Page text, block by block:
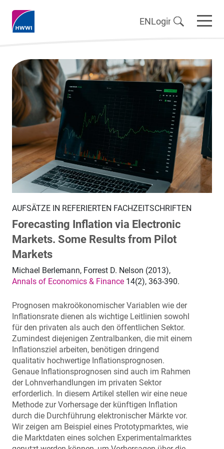
ENLogin
AUFSÄTZE IN REFERIERTEN FACHZEITSCHRIFTEN
Forecasting Inflation via Electronic
Markets. Some Results from Pilot
Markets
Michael Berlemann, Forrest D. Nelson (2013),
Annals of Economics & Finance 14(2), 363-390.
Prognosen makroökonomischer Variablen wie der
Inflationsrate dienen als wichtige Leitlinien sowohl
für den privaten als auch den öffentlichen Sektor.
Zumindest diejenigen Zentralbanken, die mit einem
Inflationsziel arbeiten, benötigen dringend
qualitativ hochwertige Inflationsprognosen.
Genaue Inflationsprognosen sind auch im Rahmen
der Lohnverhandlungen im privaten Sektor
erforderlich. In diesem Artikel stellen wir eine neue
Methode zur Vorhersage der künftigen Inflation
durch die Durchführung elektronischer Märkte vor.
Wir zeigen am Beispiel eines Prototypmarktes, wie
die Marktdaten eines solchen Experimentalmarktes